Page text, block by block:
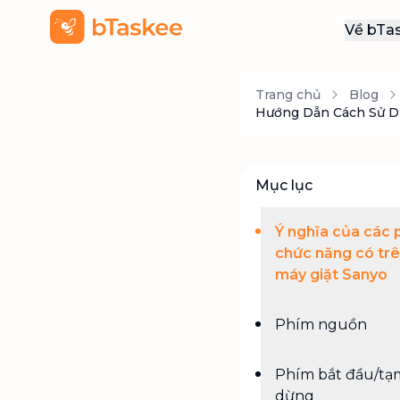
Về
Trang chủ Blog
Hướng Dẫn Cách Sử
Mục lục
Ý nghĩa của các
chức năng có
máy giặt Sanyo
Phím nguồn
Phím bắt đầu/
dừng